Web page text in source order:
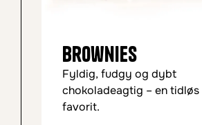
Brownies
Fyldig, fudgy og dybt
chokoladeagtig – en tidløs
favorit.